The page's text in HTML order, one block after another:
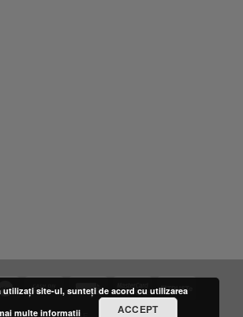
utilizați site-ul, sunteți de acord cu utilizarea
multe informatii ACCEPT